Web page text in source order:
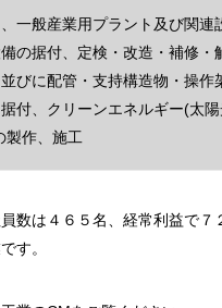
一般産業用プラント及び関連
の据付、定検・改造・補修・
びに配管・支持構造物・操作
付、クリーンエネルギー(太
製作、施工
数は４６５名、経常利益で７
す。